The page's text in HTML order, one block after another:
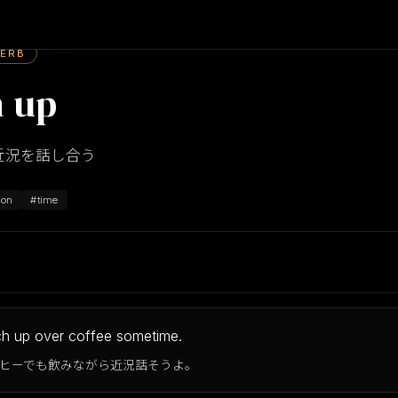
up
を話し合う
#time
up over coffee sometime.
ーでも飲みながら近況話そうよ。